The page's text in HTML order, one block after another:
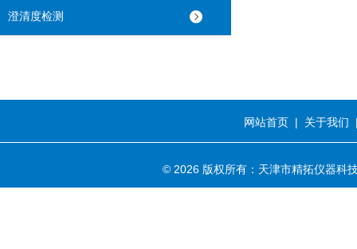
澄清度检测
网站首页 | 关于我们
© 2026 版权所有：天津市精拓仪器科